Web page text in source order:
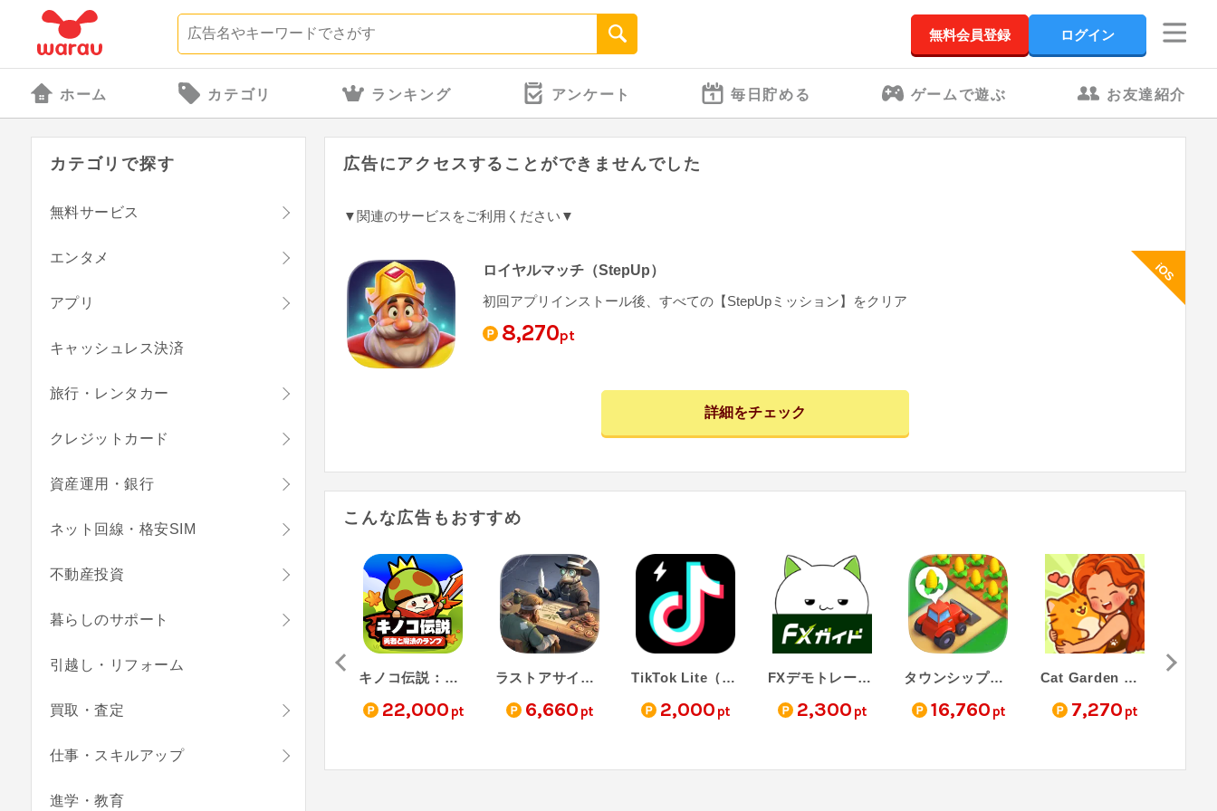
無料会員登録 ログイン
ホーム カテゴリ ランキング アンケート 毎日貯める ゲームで遊ぶ お友達紹介
広告にアクセスすることができませんでした
▼関連のサービスをご利用ください▼
ロイヤルマッチ（StepUp）
初回アプリインストール後、すべての【StepUpミッション】をクリア
8,270pt
iOS
詳細をチェック
こんな広告もおすすめ
16,760 7,270
キノコ伝説：勇者と魔法のランプ（StepUp）
22,000 pt
ラストアサイラム：プレイグ（StepUp）
6,660 pt
TikTok Lite（StepUp）
2,000 pt
FXデモトレードでバーチャル投資ゲーム-FX初心者ガイド（StepUp）
2,300 pt
タウンシップ（StepUp）
16,760 pt
Cat Garden Merge（StepUp）
7,270 pt
カテゴリで探す
無料サービス
エンタメ
アプリ
キャッシュレス決済
旅行・レンタカー
クレジットカード
資産運用・銀行
ネット回線・格安SIM
不動産投資
暮らしのサポート
引越し・リフォーム
買取・査定
仕事・スキルアップ
進学・教育